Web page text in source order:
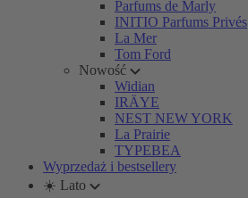
Parfums de Marly
INITIO Parfums Privés
La Mer
Tom Ford
Nowość
Widian
IRÄYE
NEST NEW YORK
La Prairie
TYPEBEA
Wyprzedaż i bestsellery
☀️ Lato